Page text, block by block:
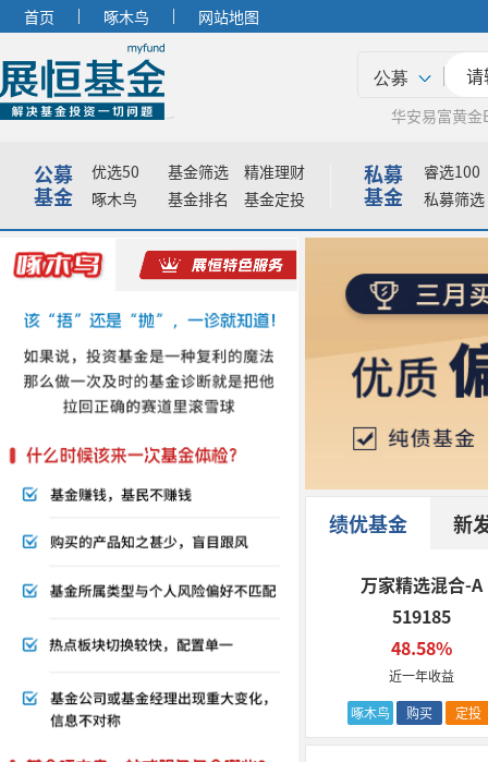
首页 啄木鸟 网站地图
公募
华安易富黄金
公募
基金
优选50 基金筛选
精准理财
啄木鸟
基金排名 基金定投
私募
基金
睿选100
私募筛选
绩优基金 新
万家精选混合-A
519185
48.58%
近一年收益
啄木鸟
购买 定投